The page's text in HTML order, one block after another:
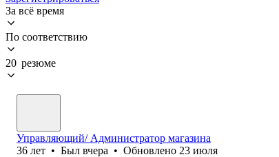
За всё время
По соответствию
20 резюме
Управляющий/ Администратор магазина
36 лет • Был вчера • Обновлено 23 июля